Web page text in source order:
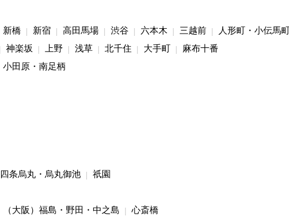
新橋 新宿 高田馬場 渋谷 六本木 三越前 人形町・小伝馬
神楽坂 上野 浅草 北千住 大手町
麻布十番
小田原・南足柄
四条烏丸・烏丸御池
祇園
（大阪）福島・野田・中之島
心斎橋